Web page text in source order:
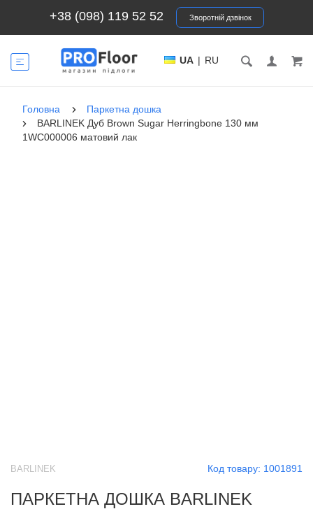
+38 (098) 119 52 52 Зворотній дзвінок
UA | RU
Головна
Паркетна дошка
BARLINEK Дуб Brown Sugar Herringbone 130 мм
1WC000006 матовий лак
Код товару: 1001891
BARLINEK
ПАРКЕТНА ДОШКА BARLINEK